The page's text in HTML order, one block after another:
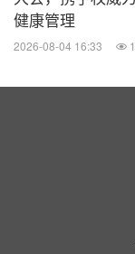
较量。始祖鸟给
的伙伴，在可以
健康管理
2026-08-04 16:33